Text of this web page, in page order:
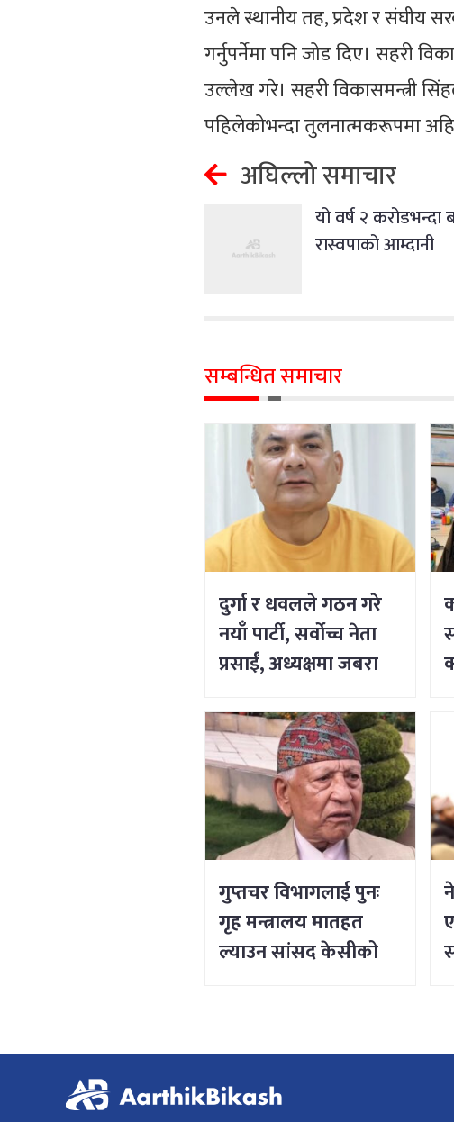
उनले स्थानीय तह, प्रदेश र संघीय
गर्नुपर्नेमा पनि जोड दिए। सहरी
उल्लेख गरे। सहरी विकासमन्त्री
पहिलेकोभन्दा तुलनात्मकरूपमा
अघिल्लो समाचार
यो वर्ष २ करोडभन्दा
रास्वपाको आम्दानी
सम्बन्धित समाचार
दुर्गा र धवलले गठन गरे
नयाँ पार्टी, सर्वोच्च नेता
प्रसाईं, अध्यक्षमा जबरा
गुप्तचर विभागलाई पुनः
गृह मन्त्रालय मातहत
ल्याउन सांसद केसीको